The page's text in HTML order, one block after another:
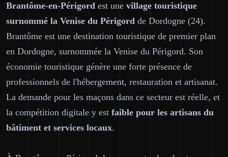
Brantôme-en-Périgord est une village touristique
surnommé la Venise du Périgord de Dordogne (24).
Brantôme est une destination touristique de premier plan
en Dordogne, surnommée la Venise du Périgord. Son
économie touristique génère une forte présence de
professionnels de l'hébergement, restauration et artisanat.
La demande pour les maçons dans ce secteur est réelle, et
la compétition digitale y est faible pour les artisans du
bâtiment et services locaux.